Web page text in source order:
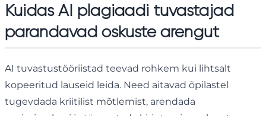
Kuidas AI plagiaadi tuvastajad
parandavad oskuste arengut
AI tuvastustööriistad teevad rohkem kui lihtsalt
kopeeritud lauseid leida. Need aitavad õpilastel
tugevdada kriitilist mõtlemist, arendada